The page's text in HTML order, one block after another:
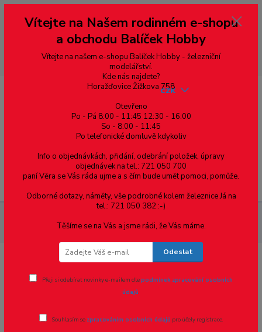
--- pro zákazníky ze Slovenska a jiných zemí, pokud chcete platit v eurech
přepněte si e-shop na euro 💶 pro přepočet měny - pravý horní roh ---
dobírky – pokud si z nějakého důvodu zásilku nevyzvednete, bude po
domluvě zaslána znovu s opětovnou platbou za poštovné, v opačném
případě bude zrušena a účet přidán na blacklist a rušeny následující
objednávky.
Menu
CZK
rozbočka 6/4 - 2/2 - základní
základní
Vítejte na Našem rodinném e-shopu
a obchodu Balíček Hobby
Vítejte na našem e-shopu Balíček Hobby - železniční
modelářství.
Kde nás najdete?
Horažďovice Žižkova 758
Otevřeno
Po - Pá 8:00 - 11:45 12:30 - 16:00
So - 8:00 - 11:45
Po telefonické domluvě kdykoliv
Info o objednávkách, přidání, odebrání položek, úpravy
objednávek na tel.: 721 050 700
paní Věra se Vás ráda ujme a s čím bude umět pomoci, pomůže.
Odborné dotazy, náměty, vše podrobné kolem železnice Já na
tel.: 721 050 382 :-)
Těšíme se na Vás a jsme rádi, že Vás máme.
Odeslat
Přeji si odebírat novinky e-mailem dlepodmínek zpracování osobních
údajů.
Souhlasím se zpracováním osobních údajů pro účely registrace.